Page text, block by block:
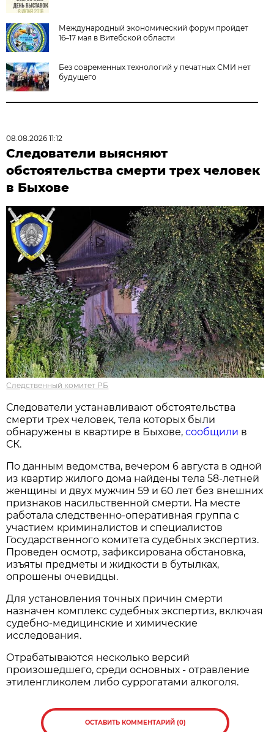
Международный экономический форум пройдет
16–17 мая в Витебской области
Без современных технологий у печатных СМИ нет
будущего
08.08.2026 11:12
Следователи выясняют
обстоятельства смерти трех человек
в Быхове
Следственный комитет РБ
Следователи устанавливают обстоятельства
смерти трех человек, тела которых были
обнаружены в квартире в Быхове,сообщили в
СК.
По данным ведомства, вечером 6 августа в одной
из квартир жилого дома найдены тела 58-летней
женщины и двух мужчин 59 и 60 лет без внешних
признаков насильственной смерти. На месте
работала следственно-оперативная группа с
участием криминалистов и специалистов
Государственного комитета судебных экспертиз.
Проведен осмотр, зафиксирована обстановка,
изъяты предметы и жидкости в бутылках,
опрошены очевидцы.
Для установления точных причин смерти
назначен комплекс судебных экспертиз, включая
судебно-медицинские и химические
исследования.
Отрабатываются несколько версий
произошедшего, среди основных - отравление
этиленгликолем либо суррогатами алкоголя.
ОСТАВИТЬ КОММЕНТАРИЙ (0)